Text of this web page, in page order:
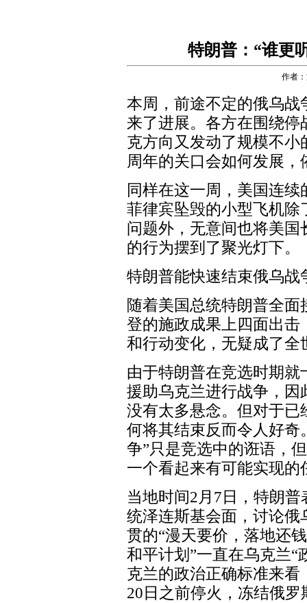
特朗普：“谁更
作者
本周，前途不定的俄乌
来了进展。各方在围绕
克方向又发动了规模不
周年的关口会如何发展
同样在这一周，美国连
菲律宾坠毁的小型飞机
问题外，无意间也将美
的行为摆到了聚光灯下。
特朗普能快速结束俄乌战
随着美国总统特朗普全
登的施政成果上四面出
和行动变化，无疑成了全
由于特朗普在竞选时期
援助乌克兰进行战争，
没有太多悬念。但对于
何将其结束反而令人好奇
争”只是竞选中的诳语，
一个看起来有可能实现的
当地时间2月7日，特朗
统泽连斯基会面，讨论
贯的“漫天要价，落地还
和平计划”一直在乌克兰“
克兰的政治正确标准来
20日之前停火，冻结俄